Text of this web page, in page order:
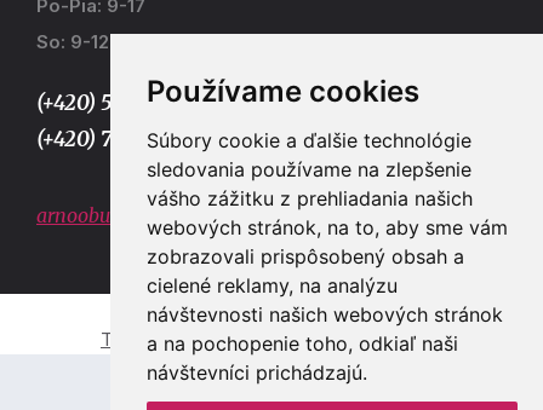
Používame cookies
Súbory cookie a ďalšie technológie
sledovania používame na zlepšenie
vášho zážitku z prehliadania našich
webových stránok, na to, aby sme vám
zobrazovali prispôsobený obsah a
cielené reklamy, na analýzu
návštevnosti našich webových stránok
a na pochopenie toho, odkiaľ naši
návštevníci prichádzajú.
Po-Pia: 9-17
So: 9-12
(+420) 577 915 036,
(+420) 773 667 390
arnoobuv@gmail.com
Tvorba e-shopů a webových stránek Zlín